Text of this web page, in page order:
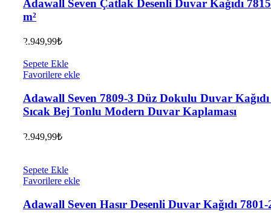
Adawall Seven Çatlak Desenli Duvar Kağıdı
m²
2.949,99₺
Sepete Ekle
Favorilere ekle
Adawall Seven 7809-3 Düz Dokulu Duvar
Sıcak Bej Tonlu Modern Duvar Kaplaması
2.949,99₺
Sepete Ekle
Favorilere ekle
Adawall Seven Hasır Desenli Duvar Kağıdı 7801-